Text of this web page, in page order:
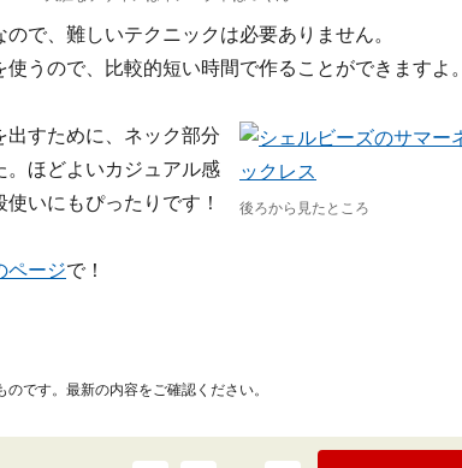
で、難しいテクニックは必要ありません。
使うので、比較的短い時間で作ることができますよ。
後ろから見たところ
出すために、ネック部分
。ほどよいカジュアル感
いにもぴったりです！
ページで！
です。最新の内容をご確認ください。